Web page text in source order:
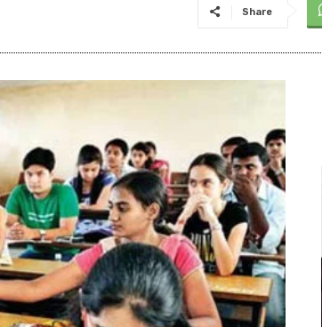
Share